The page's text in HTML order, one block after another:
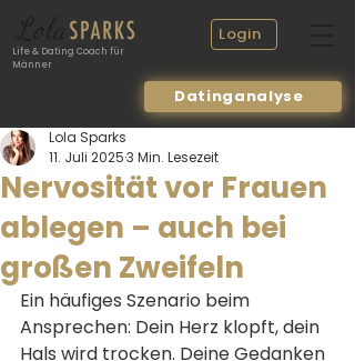
Datinganalyse
Life & Dating Coach für
Männer
Login
Nervosität vor Frauen
ablegen – auch bei
großen Zweifeln
Lola Sparks
11. Juli 20253 Min. Lesezeit
Ein häufiges Szenario beim
Ansprechen: Dein Herz klopft, dein
Hals wird trocken. Deine Gedanken